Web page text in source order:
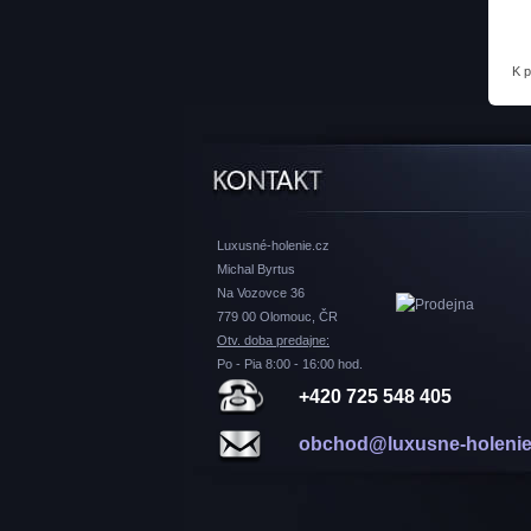
K
Luxusné-holenie.cz
Michal Byrtus
Na Vozovce 36
779 00 Olomouc, ČR
Otv. doba predajne:
Po - Pia 8:00 - 16:00 hod.
+420 725 548 405
obchod@luxusne-